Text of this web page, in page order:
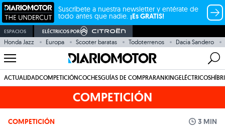
Suscríbete a nuestra newsletter y entérate de
todo antes que nadie. ¡Es GRATIS!
ESPACIOS ELÉCTRICOS POR
Honda Jazz Europa Scooter baratas Todoterrenos Dacia Sandero
ACTUALIDADCOMPETICIÓNCOCHESGUÍAS DE COMPRARANKINGELÉCTRICOS
COMPETICIÓN
COMPETICIÓN 3 MIN